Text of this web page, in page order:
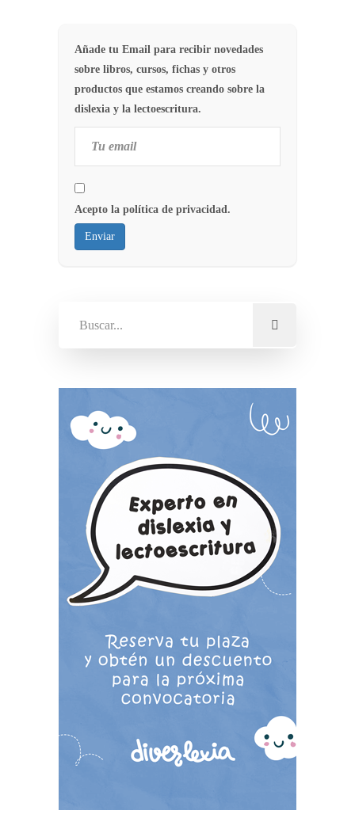
Añade tu Email para recibir novedades
sobre libros, cursos, fichas y otros
productos que estamos creando sobre la
dislexia y la lectoescritura.
Acepto la política de privacidad.
Enviar